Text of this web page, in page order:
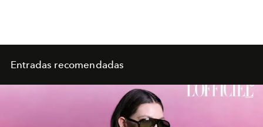
Entradas recomendadas